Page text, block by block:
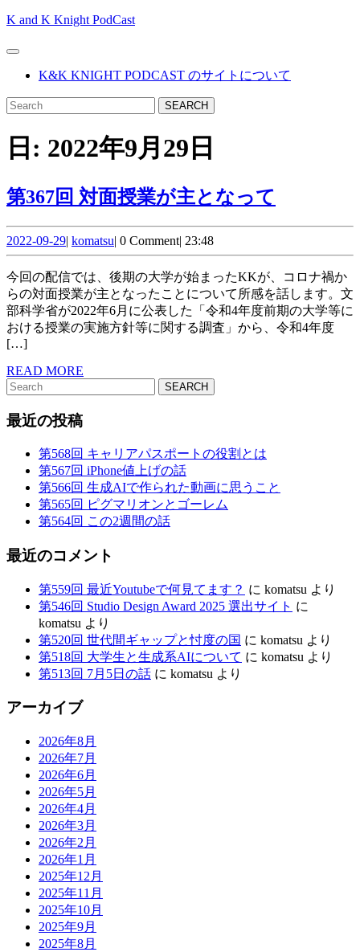
Skip
content
K and K Knight PodCast
Open
ButtonK&K KNIGHT PODCAST のサイトについて
CLOSE
BUTTON
Search
for:
日: 2022年9月29日
第367回 対面授業が主となって
面
授
業
2022-09-292022-
09-
29
| komatsukomatsu
| 0 Comment| 23:48
今回の配信では、後期の大学が始まったKKが、コロナ禍か
らの対面授業が主となったことについて所感を話します。文
部科学省が2022年6月に公表した「令和4年度前期の大学等に
おける授業の実施方針等に関する調査」から、令和4年度
[…]
READ MORE
Search
for:
最近の投稿
第568回 キャリアパスポートの役割とは
第567回 iPhone値上げの話
第566回 生成AIで作られた動画に思うこと
第565回 ピグマリオンとゴーレム
第564回 この2週間の話
最近のコメント
第559回 最近Youtubeで何見てます？ に komatsu より
第546回 Studio Design Award 2025 選出サイト に
komatsu より
第520回 世代間ギャップと忖度の国 に komatsu より
第518回 大学生と生成系AIについて に komatsu より
第513回 7月5日の話 に komatsu より
アーカイブ
2026年8月
2026年7月
2026年6月
2026年5月
2026年4月
2026年3月
2026年2月
2026年1月
2025年12月
2025年11月
2025年10月
2025年9月
2025年8月